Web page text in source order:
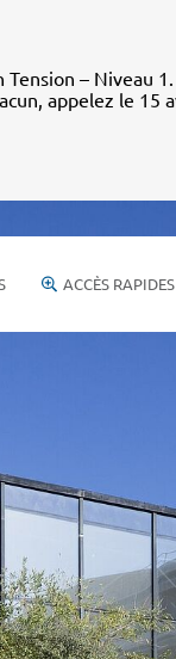
– Niveau 1.
appelez le 15
ACCÈS RAPIDES